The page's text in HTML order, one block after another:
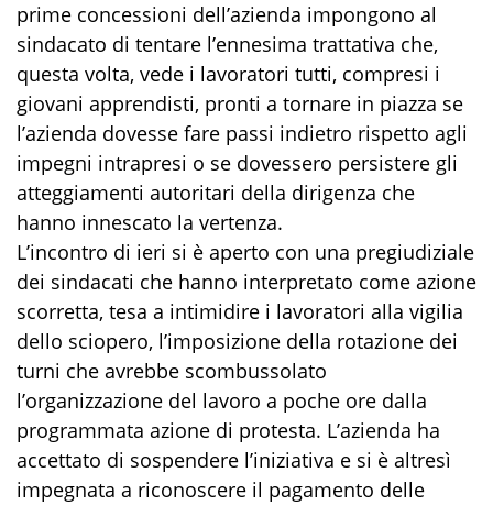
prime concessioni dell’azienda impongono al
sindacato di tentare l’ennesima trattativa che,
questa volta, vede i lavoratori tutti, compresi i
giovani apprendisti, pronti a tornare in piazza se
l’azienda dovesse fare passi indietro rispetto agli
impegni intrapresi o se dovessero persistere gli
atteggiamenti autoritari della dirigenza che
hanno innescato la vertenza.
L’incontro di ieri si è aperto con una pregiudiziale
dei sindacati che hanno interpretato come azione
scorretta, tesa a intimidire i lavoratori alla vigilia
dello sciopero, l’imposizione della rotazione dei
turni che avrebbe scombussolato
l’organizzazione del lavoro a poche ore dalla
programmata azione di protesta. L’azienda ha
accettato di sospendere l’iniziativa e si è altresì
impegnata a riconoscere il pagamento delle